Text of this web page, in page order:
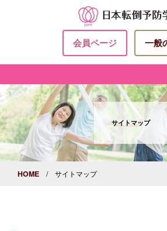
会員ページ 一般
サイトマップ
HOME / サイトマップ